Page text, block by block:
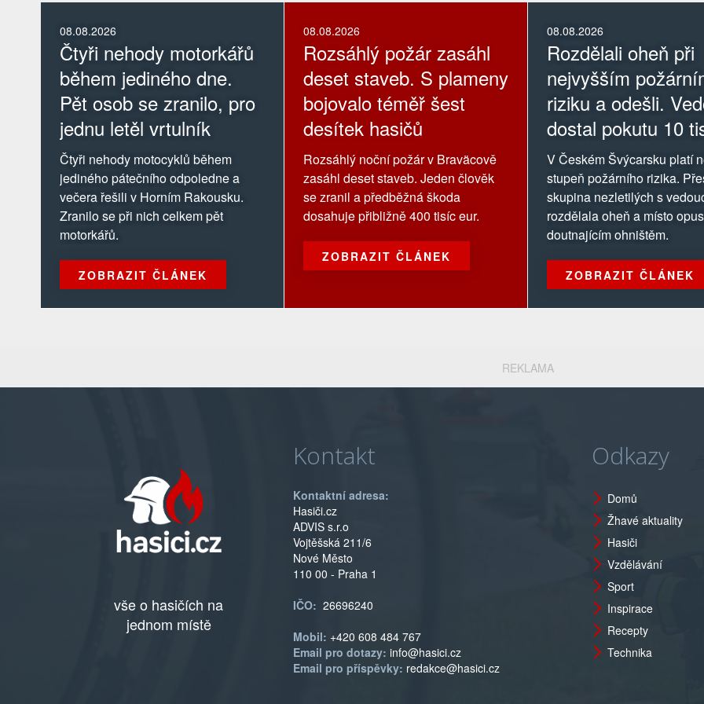
08.08.2026
Čtyři nehody motorkářů
během jediného dne.
Pět osob se zranilo, pro
jednu letěl vrtulník
Čtyři nehody motocyklů během
jediného pátečního odpoledne a
večera řešili v Horním Rakousku.
Zranilo se při nich celkem pět
motorkářů.
ZOBRAZIT ČLÁNEK
08.08.2026
Rozdělali oheň při
nejvyšším
riziku a odešli.
dostal pokutu 10
korun
V Českém Švýcarsku platí
stupeň požárního rizika.
skupina nezletilých s
rozdělala oheň a místo
doutnajícím ohništěm.
ZOBRAZIT ČLÁNEK
08.08.2026
Rozsáhlý požár zasáhl
deset staveb. S plameny
bojovalo téměř šest
desítek hasičů
Rozsáhlý noční požár v Braväcově
zasáhl deset staveb. Jeden člověk
se zranil a předběžná škoda
dosahuje přibližně 400 tisíc eur.
ZOBRAZIT ČLÁNEK
REKLAMA
vše o hasičích na
jednom místě
Kontakt
Kontaktní adresa:
Hasiči.cz
ADVIS s.r.o
Vojtěšská 211/6
Nové Město
110 00 - Praha 1
IČO: 26696240
Mobil: +420 608 484 767
Email pro dotazy: info@hasici.cz
Email pro příspěvky: redakce@hasici.cz
Odkazy
Domů
Žhavé aktuality
Hasiči
Vzdělávání
Sport
Inspirace
Recepty
Technika